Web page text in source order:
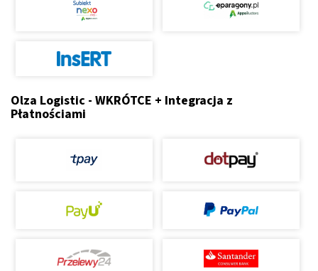
Olza Logistic - WKRÓTCE + Integracja z
Płatnościami